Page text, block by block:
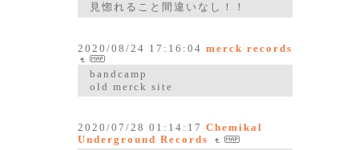
見惚れること間違いなし！！
2020/08/24 17:16:04 merck records
bandcamp
old merck site
2020/07/28 01:14:17 Chemikal
Underground Records